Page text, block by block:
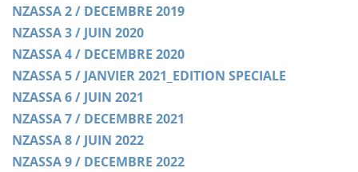
NZASSA 2 / DECEMBRE 2019
NZASSA 3 / JUIN 2020
NZASSA 4 / DECEMBRE 2020
NZASSA 5 / JANVIER 2021_EDITION SPECIALE
NZASSA 6 / JUIN 2021
NZASSA 7 / DECEMBRE 2021
NZASSA 8 / JUIN 2022
NZASSA 9 / DECEMBRE 2022